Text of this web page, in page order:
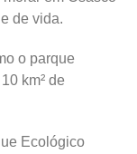
de vida.
o parque
km² de
Ecológico